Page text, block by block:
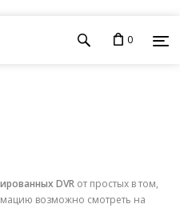
0
DVR от простых в том,
возможно смотреть на